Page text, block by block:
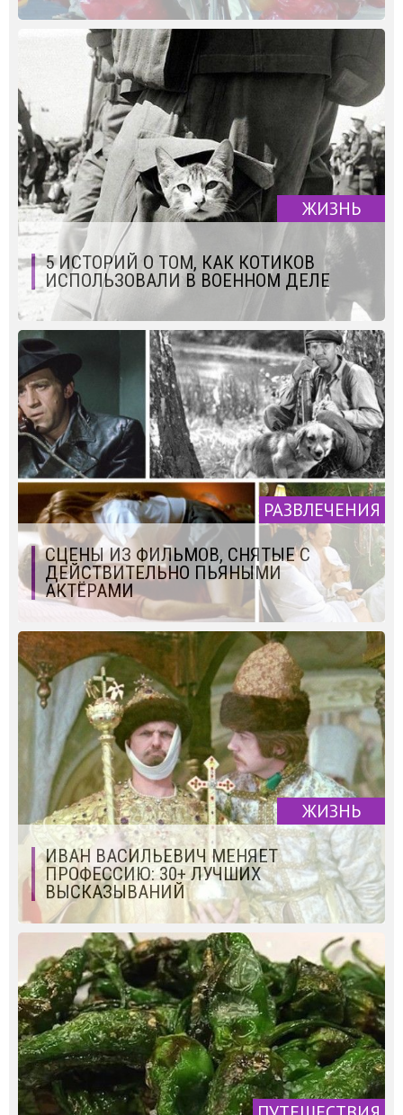
ЖИЗНЬ
5 ИСТОРИЙ О ТОМ, КАК КОТИКОВ
ИСПОЛЬЗОВАЛИ В ВОЕННОМ ДЕЛЕ
РАЗВЛЕЧЕНИЯ
СЦЕНЫ ИЗ ФИЛЬМОВ, СНЯТЫЕ С
ДЕЙСТВИТЕЛЬНО ПЬЯНЫМИ
АКТЁРАМИ
ЖИЗНЬ
ИВАН ВАСИЛЬЕВИЧ МЕНЯЕТ
ПРОФЕССИЮ: 30+ ЛУЧШИХ
ВЫСКАЗЫВАНИЙ